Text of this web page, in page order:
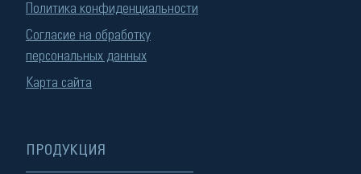
Политика конфиденциальности
Согласие на обработку
персональных данных
Карта сайта
ПРОДУКЦИЯ